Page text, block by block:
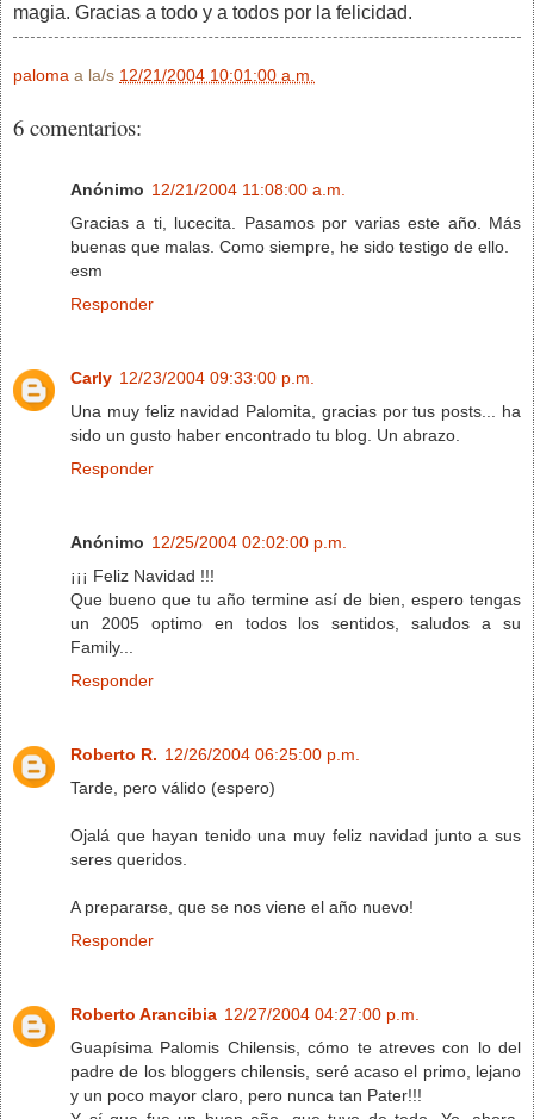
magia. Gracias a todo y a todos por la felicidad.
paloma a la/s 12/21/2004 10:01:00 a.m.
6 comentarios:
Anónimo 12/21/2004 11:08:00 a.m.
Gracias a ti, lucecita. Pasamos por varias este año. Más
buenas que malas. Como siempre, he sido testigo de ello.
esm
Responder
Carly 12/23/2004 09:33:00 p.m.
Una muy feliz navidad Palomita, gracias por tus posts... ha
sido un gusto haber encontrado tu blog. Un abrazo.
Responder
Anónimo 12/25/2004 02:02:00 p.m.
¡¡¡ Feliz Navidad !!!
Que bueno que tu año termine así de bien, espero tengas
un 2005 optimo en todos los sentidos, saludos a su
Family...
Responder
Roberto R. 12/26/2004 06:25:00 p.m.
Tarde, pero válido (espero)
Ojalá que hayan tenido una muy feliz navidad junto a sus
seres queridos.
A prepararse, que se nos viene el año nuevo!
Responder
Roberto Arancibia 12/27/2004 04:27:00 p.m.
Guapísima Palomis Chilensis, cómo te atreves con lo del
padre de los bloggers chilensis, seré acaso el primo, lejano
y un poco mayor claro, pero nunca tan Pater!!!